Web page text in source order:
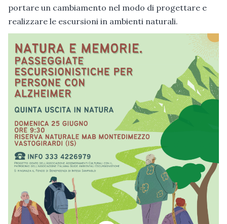
portare un cambiamento nel modo di progettare e
realizzare le escursioni in ambienti naturali.